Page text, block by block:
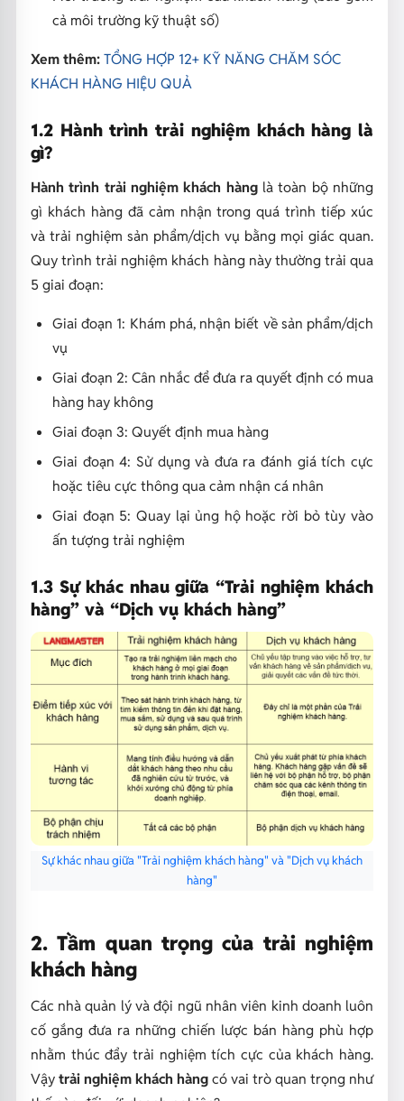
cả môi trường kỹ thuật số)
Xem thêm: TỔNG HỢP 12+ KỸ NĂNG CHĂM SÓC
KHÁCH HÀNG HIỆU QUẢ
1.2 Hành trình trải nghiệm khách hàng là
gì?
Hành trình trải nghiệm khách hànglà toàn bộ những
gì khách hàng đã cảm nhận trong quá trình tiếp xúc
và trải nghiệm sản phẩm/dịch vụ bằng mọi giác quan.
Quy trình trải nghiệm khách hàng này thường trải qua
5 giai đoạn:
Giai đoạn 1: Khám phá, nhận biết về sản phẩm/dịch
vụ
Giai đoạn 2: Cân nhắc để đưa ra quyết định có mua
hàng hay không
Giai đoạn 3: Quyết định mua hàng
Giai đoạn 4: Sử dụng và đưa ra đánh giá tích cực
hoặc tiêu cực thông qua cảm nhận cá nhân
Giai đoạn 5: Quay lại ủng hộ hoặc rời bỏ tùy vào
ấn tượng trải nghiệm
1.3 Sự khác nhau giữa “Trải nghiệm khách
hàng” và “Dịch vụ khách hàng”
Sự khác nhau giữa "Trải nghiệm khách hàng" và "Dịch vụ khách
hàng"
2. Tầm quan trọng của trải nghiệm
khách hàng
Các nhà quản lý và đội ngũ nhân viên kinh doanh luôn
cố gắng đưa ra những chiến lược bán hàng phù hợp
nhằm thúc đẩy trải nghiệm tích cực của khách hàng.
Vậy trải nghiệm khách hàngcó vai trò quan trọng như